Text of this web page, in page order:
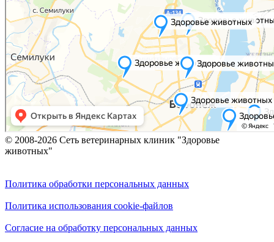
© 2008-2026 Сеть ветеринарных клиник "Здоровье
животных"
Политика обработки персональных данных
Политика использования cookie-файлов
Согласие на обработку персональных данных